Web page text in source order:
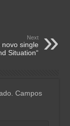
Next
single
Situation“
Campos